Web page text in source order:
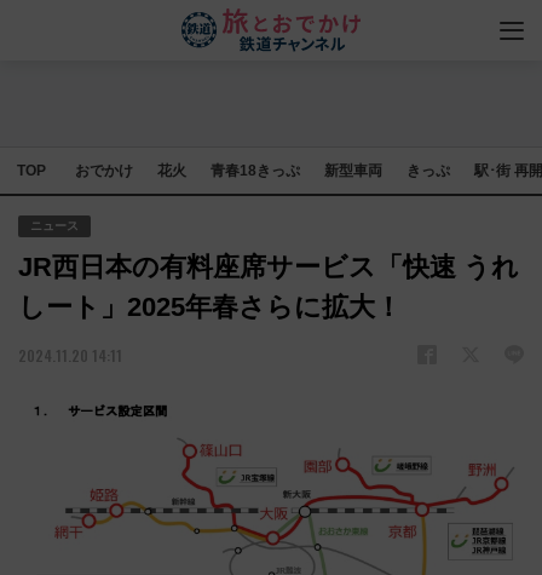
TOP おでかけ 花火 青春18きっぷ 新型車両 きっぷ 駅･街 再
ニュース
JR西日本の有料座席サービス「快速 うれ
しート」2025年春さらに拡大！
2024.11.20 14:11